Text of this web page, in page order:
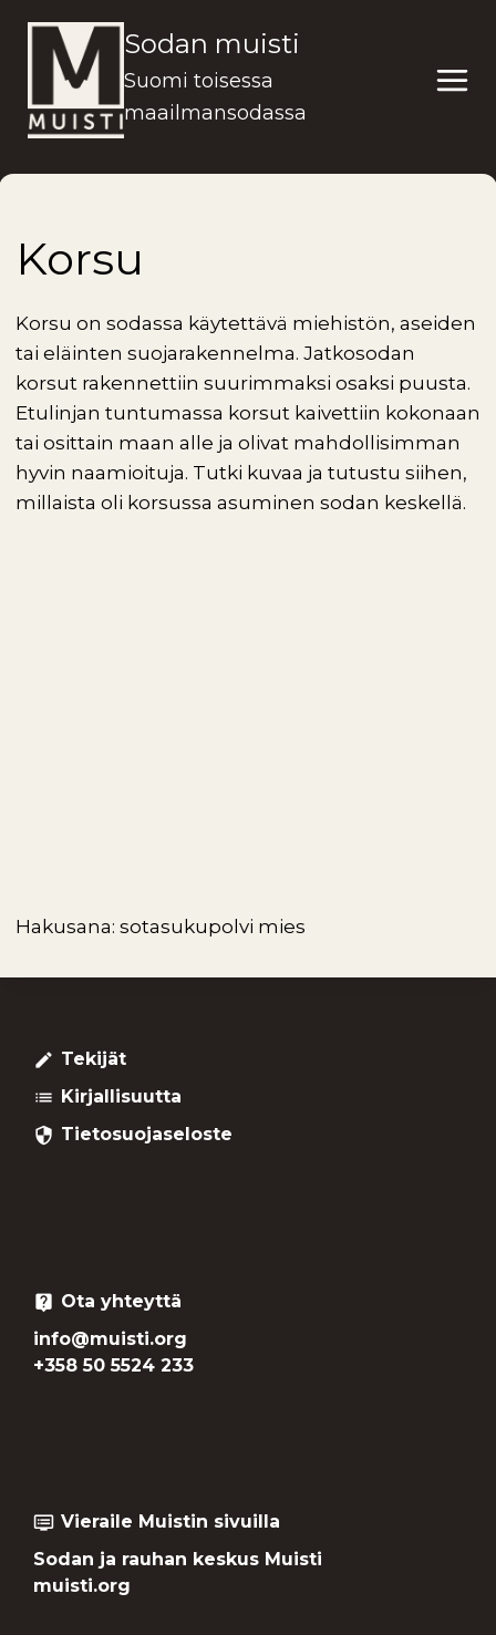
sisältöön
Sodan muisti
Suomi toisessa
maailmansodassa
Korsu
Korsu on sodassa käytettävä miehistön, aseiden
tai eläinten suojarakennelma. Jatkosodan
korsut rakennettiin suurimmaksi osaksi puusta.
Etulinjan tuntumassa korsut kaivettiin kokonaan
tai osittain maan alle ja olivat mahdollisimman
hyvin naamioituja. Tutki kuvaa ja tutustu siihen,
millaista oli korsussa asuminen sodan keskellä.
Hakusana: sotasukupolvi mies
create Tekijät
list Kirjallisuutta
security Tietosuojaseloste
live_help Ota yhteyttä
info@muisti.org
+358 50 5524 233
dvr Vieraile Muistin sivuilla
Sodan ja rauhan keskus Muisti
muisti.org